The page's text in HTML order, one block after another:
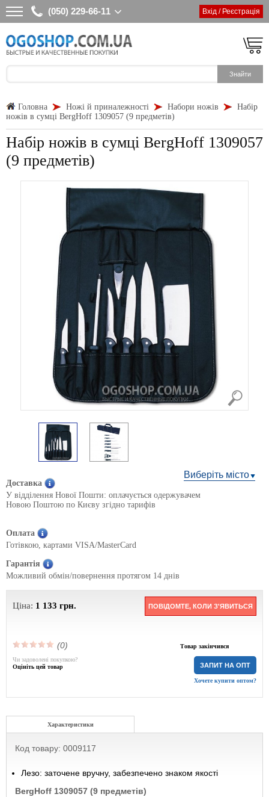
(050) 229-66-11 Вхід / Реєстрація
Головна Ножі й приналежності Набори ножів
Набір
ножів в сумці BergHoff 1309057 (9 предметів)
Набір ножів в сумці BergHoff 1309057
(9 предметів)
Виберіть місто
Доставка
У відділення Нової Пошти: оплачується одержувачем
Новою Поштою по Києву згідно тарифів
Оплата
Готівкою, картами VISA/MasterCard
Гарантія
Можливий обмін/повернення протягом 14 днів
Ціна: 1 133 грн. ПОВІДОМТЕ, КОЛИ З'ЯВИТЬСЯ
(0) Товар закінчився
ЗАПИТ НА ОПТ
Хочете купити оптом?
Чи задоволені покупкою?
Оцініть цей товар
Характеристики
Код товару: 0009117
Лезо: заточене вручну, забезпечено знаком якості
BergHoff 1309057 (9 предметів)